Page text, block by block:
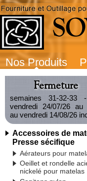
Nos Produits
Fermeture
semaines 31-32-33
vendredi 24/07/26 au
au vendredi 14/08/26
Accessoires de
Presse sécifique
Aérateurs pour
Oeillet et rondelle
nickelé pour matelas